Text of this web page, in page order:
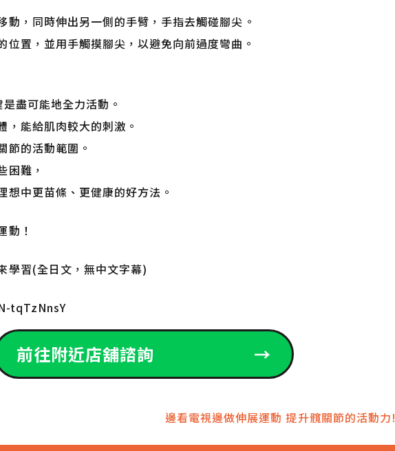
動，同時伸出另一側的手臂，手指去觸碰腳尖。
位置，並用手觸摸腳尖，以避免向前過度彎曲。
盡可能地全力活動。
，能給肌肉較大的刺激。
節的活動範圍。
困難，
想中更苗條、更健康的好方法。
動！
學習(全日文，無中文字幕)
tqTzNnsY
前往附近店舖諮詢 →
邊看電視邊做伸展運動 提升髖關節的活動力!